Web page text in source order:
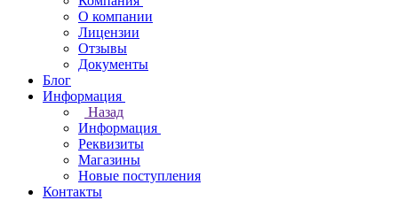
О компании
Лицензии
Отзывы
Документы
Блог
Информация
Назад
Информация
Реквизиты
Магазины
Новые поступления
Контакты